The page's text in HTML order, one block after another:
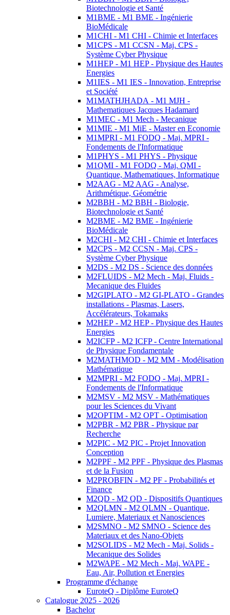
Biotechnologie et Santé
M1BME - M1 BME - Ingénierie
BioMédicale
M1CHI - M1 CHI - Chimie et Interfaces
M1CPS - M1 CCSN - Maj. CPS -
Système Cyber Physique
M1HEP - M1 HEP - Physique des Hautes
Energies
M1IES - M1 IES - Innovation, Entreprise
et Société
M1MATHJHADA - M1 MJH -
Mathematiques Jacques Hadamard
M1MEC - M1 Mech - Mecanique
M1MIE - M1 MiE - Master en Economie
M1MPRI - M1 FODQ - Maj. MPRI -
Fondements de l'Informatique
M1PHYS - M1 PHYS - Physique
M1QMI - M1 FODQ - Maj. QMI -
Quantique, Mathematiques, Informatique
M2AAG - M2 AAG - Analyse,
Arithmétique, Géométrie
M2BBH - M2 BBH - Biologie,
Biotechnologie et Santé
M2BME - M2 BME - Ingénierie
BioMédicale
M2CHI - M2 CHI - Chimie et Interfaces
M2CPS - M2 CCSN - Maj. CPS -
Système Cyber Physique
M2DS - M2 DS - Science des données
M2FLUIDS - M2 Mech - Maj. Fluids -
Mecanique des Fluides
M2GIPLATO - M2 GI-PLATO - Grandes
installations - Plasmas, Lasers,
Accélérateurs, Tokamaks
M2HEP - M2 HEP - Physique des Hautes
Energies
M2ICFP - M2 ICFP - Centre International
de Physique Fondamentale
M2MATHMOD - M2 MM - Modélisation
Mathématique
M2MPRI - M2 FODQ - Maj. MPRI -
Fondements de l'Informatique
M2MSV - M2 MSV - Mathématiques
pour les Sciences du Vivant
M2OPTIM - M2 OPT - Optimisation
M2PBR - M2 PBR - Physique par
Recherche
M2PIC - M2 PIC - Projet Innovation
Conception
M2PPF - M2 PPF - Physique des Plasmas
et de la Fusion
M2PROBFIN - M2 PF - Probabilités et
Finance
M2QD - M2 QD - Dispositifs Quantiques
M2QLMN - M2 QLMN - Quantique,
Lumiere, Materiaux et Nanosciences
M2SMNO - M2 SMNO - Science des
Materiaux et des Nano-Objets
M2SOLIDS - M2 Mech - Maj. Solids -
Mecanique des Solides
M2WAPE - M2 Mech - Maj. WAPE -
Eau, Air, Pollution et Energies
Programme d'échange
EuroteQ - Diplôme EuroteQ
Catalogue 2025 - 2026
Bachelor